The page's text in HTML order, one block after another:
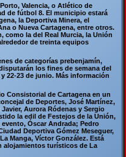
Valencia, o Atlético de
de fútbol 8. El municipio estará
la Deportiva Minera, el
o Nueva Cartagena, entre otros.
como la del Real Murcia, la Unión
de treinta equipos
de categorías prebenjamín,
los fines de semana del
22-23 de junio. Más información
Consistorial de Cartagena en un
de Deportes, José Martínez,
Aurora Ródenas y Sergio
la edil de Festejos de la Unión,
Óscar Andrada; Pedro
Deportiva Gómez Meseguer,
Manga, Víctor González. Está
alojamientos turísticos de La